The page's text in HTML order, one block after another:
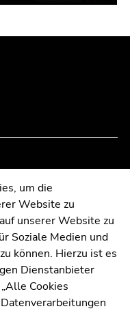
um die
Website zu
unserer Website zu
Soziale Medien und
können. Hierzu ist es
Dienstanbieter
Cookies